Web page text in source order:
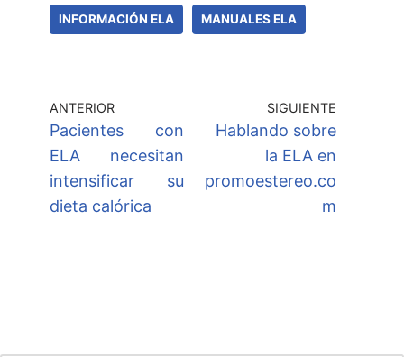
INFORMACIÓN ELA MANUALES ELA
ANTERIOR
Pacientes con
ELA necesitan
intensificar su
dieta calórica
SIGUIENTE
Hablando sobre
la ELA en
promoestereo.co
m